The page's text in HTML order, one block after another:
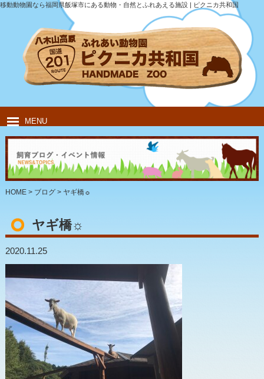
移動動物園なら福岡県飯塚市にある動物・自然とふれあえる施設 | ピクニカ共和国
MENU
HOME ピクニカ共和国について 動物紹介 移動動物園
飲食・キャンプ 団体のお客様
HOME> ブログ> ヤギ橋☼
ヤギ橋☼
2020.11.25